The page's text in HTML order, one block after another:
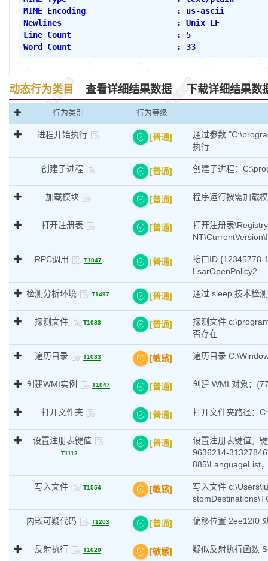
MIME Encoding                   : us-ascii
Newlines                        : Unix LF
Line Count                      : 5
Word Count                      : 33
动态行为类目 查看详细结果数据 下载详细结果数
行为类别 行为等级
进程开始执行 [普通]
通过参数
执行
创建子进程 [普通] 创建子进程：
加载模块 [普通] 程序运行按需加载
打开注册表 [普通]
打开注册表
RPC调用 T1047 [普通]
接口ID {12345778-
LsarOpenPolicy2
检测分析环境 T1497 [普通] 通过 sleep 技术检
探测文件 T1083 [普通]
探测文件
否存在
遍历目录 T1083 [敏感] 遍历目录
创建WMI实例 T1047 [普通] 创建 WMI 对象：
打开文件夹 [普通] 打开文件夹路径：
设置注册表键值
T1112
[普通]
设置注册表键值。
9636214-
885\LanguageList
写入文件 T1554 [敏感]
写入文件
内嵌可疑代码 T1203 [普通] 偏移位置 2ee12f0
反射执行 T1620 [敏感] 疑似反射执行函数